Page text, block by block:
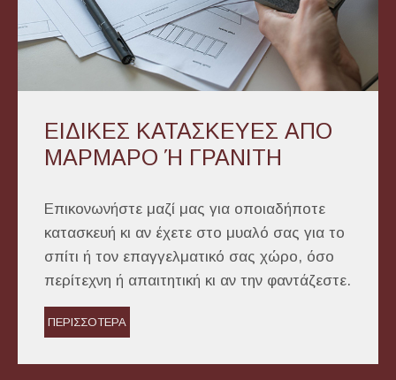
ΕΙΔΙΚΕΣ ΚΑΤΑΣΚΕΥΕΣ ΑΠΟ
ΜΑΡΜΑΡΟ Ή ΓΡΑΝΙΤΗ
Επικονωνήστε μαζί μας για οποιαδήποτε
κατασκευή κι αν έχετε στο μυαλό σας για το
σπίτι ή τον επαγγελματικό σας χώρο, όσο
περίτεχνη ή απαιτητική κι αν την φαντάζεστε.
ΠΕΡΙΣΣΟΤΕΡΑ